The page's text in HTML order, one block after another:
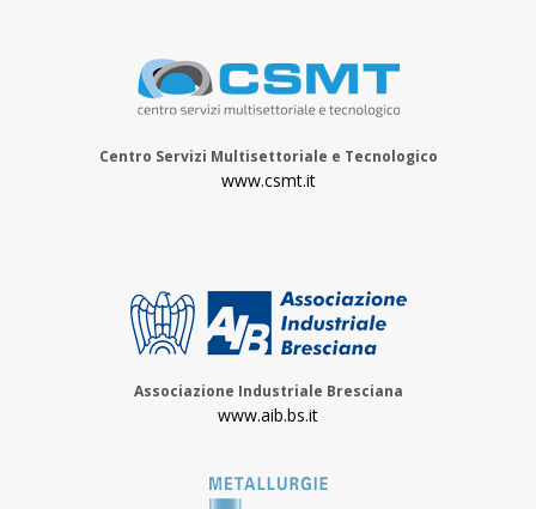
Centro Servizi Multisettoriale e Tecnologico
www.csmt.it
Associazione Industriale Bresciana
www.aib.bs.it